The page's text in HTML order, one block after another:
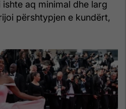
aq minimal dhe larg
përshtypjen e kundërt,